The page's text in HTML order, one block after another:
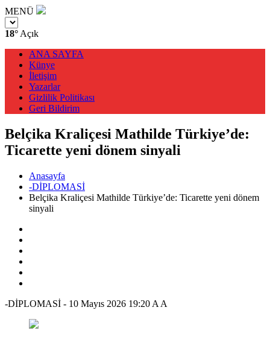
MENÜ
18° Açık
ANA SAYFA
Künye
İletişim
Yazarlar
Gizlilik Politikası
Geri Bildirim
Belçika Kraliçesi Mathilde Türkiye’de:
Ticarette yeni dönem sinyali
Anasayfa
-DİPLOMASİ
Belçika Kraliçesi Mathilde Türkiye’de: Ticarette yeni dönem
sinyali
-DİPLOMASİ - 10 Mayıs 2026 19:20 A A